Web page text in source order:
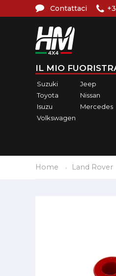
Contattaci
IL MIO
Suzuki Jeep
Toyota
Nissan
Isuzu
Mercedes
Volkswagen
Home Land Rover